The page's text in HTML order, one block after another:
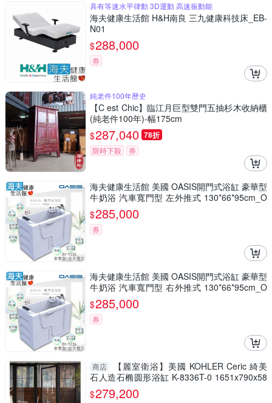
具有等速水平律動 3D運動 高速振動能
海夫健康生活館 H&H南良 三九健康科技床_EB-
N01
$288,000
券
純老件100年歷史
【C est Chic】臨江月巨型雙門五抽杉木收納櫃
(純老件100年)-幅175cm
$287,040 78折
限時下殺 券
海夫健康生活館 美國 OASIS開門式浴缸 豪華型
牛奶浴 汽車寬門型 左外推式 130*66*95cm_O
H-5126
$285,000
券
海夫健康生活館 美國 OASIS開門式浴缸 豪華型
牛奶浴 汽車寬門型 右外推式 130*66*95cm_O
H-5126
$285,000
券
商店
【麗室衛浴】美國 KOHLER Ceric 綺美
石人造石椭圆形浴缸 K-8336T-0 1651x790x58
6mm
$279,200